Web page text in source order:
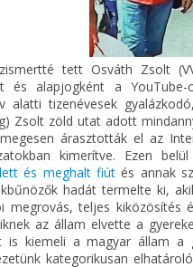
tett Osváth Zsolt
és alapjogként a
tizenévesek
Zsolt zöld utat adott
árasztották el az
kimerítve. Ezen
és meghalt fiút és annak
hadát termelte ki,
megrovás, teljes kiközösítés
az állam elvette a
is kiemeli a magyar állam a
kategorikusan